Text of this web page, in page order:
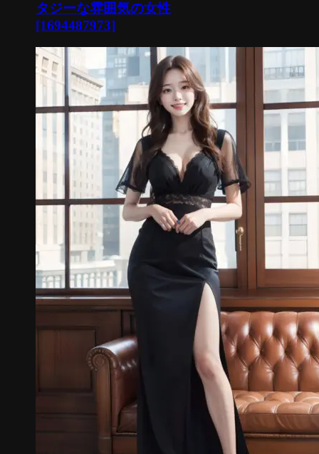
タジーな雰囲気の女性
[1694487973]